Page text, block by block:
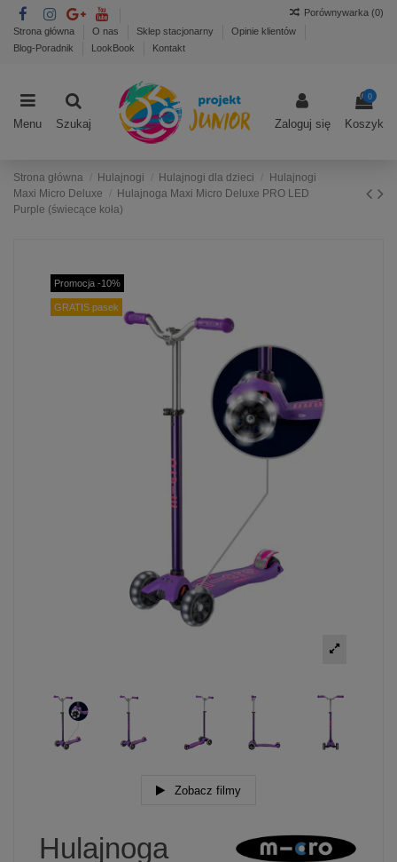
Strona główna O nas Sklep stacjonarny
Opinie klientów
Blog-Poradnik
LookBook Kontakt
Porównywarka (0)
Menu Szukaj Zaloguj się
0
Koszyk
Strona główna Hulajnogi Hulajnogi dla dzieci
Hulajnogi
Maxi Micro Deluxe
Hulajnoga Maxi Micro Deluxe PRO LED
Purple (świecące koła)
Promocja -10%
GRATIS pasek
Zobacz filmy
Hulajnoga